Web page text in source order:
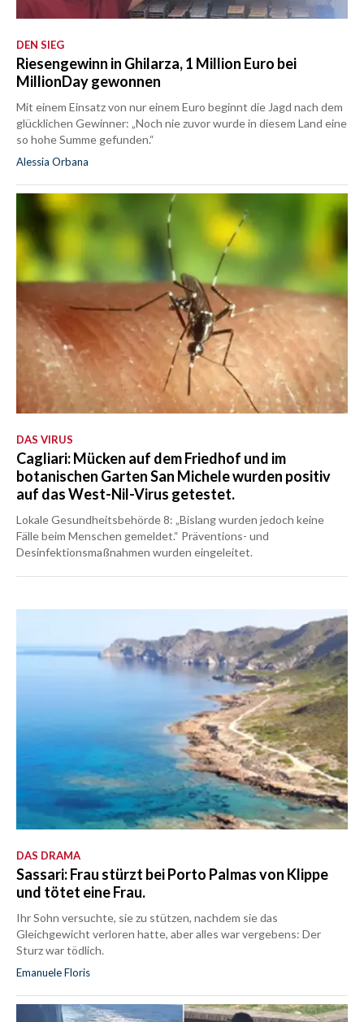
DEN SIEG
Riesengewinn in Ghilarza, 1 Million Euro bei
MillionDay gewonnen
Mit einem Einsatz von nur einem Euro beginnt die Jagd nach dem
glücklichen Gewinner: „Noch nie zuvor wurde in diesem Land eine
so hohe Summe gefunden.“
Alessia Orbana
DAS VIRUS
Cagliari: Mücken auf dem Friedhof und im
botanischen Garten San Michele wurden positiv
auf das West-Nil-Virus getestet.
Lokale Gesundheitsbehörde 8: „Bislang wurden jedoch keine
Fälle beim Menschen gemeldet.“ Präventions- und
Desinfektionsmaßnahmen wurden eingeleitet.
DAS DRAMA
Sassari: Frau stürzt bei Porto Palmas von Klippe
und tötet eine Frau.
Ihr Sohn versuchte, sie zu stützen, nachdem sie das
Gleichgewicht verloren hatte, aber alles war vergebens: Der
Sturz war tödlich.
Emanuele Floris